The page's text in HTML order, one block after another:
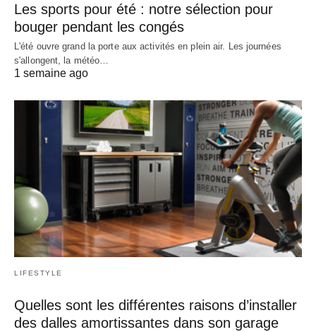
Les sports pour été : notre sélection pour
bouger pendant les congés
L'été ouvre grand la porte aux activités en plein air. Les journées
s'allongent, la météo…
1 semaine ago
LIFESTYLE
Quelles sont les différentes raisons d’installer
des dalles amortissantes dans son garage